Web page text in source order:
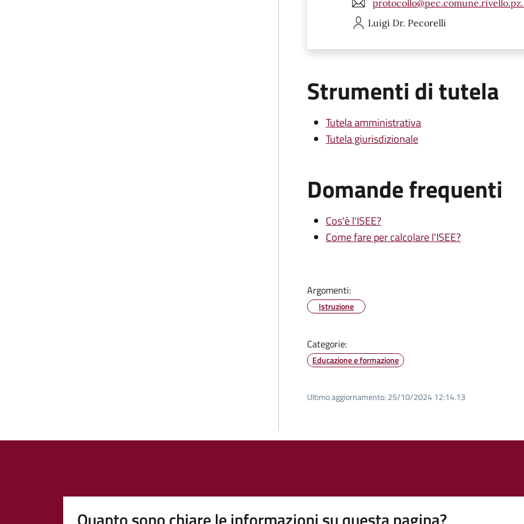
Luigi Dr. Pecorelli
Strumenti di tutela
Tutela amministrativa
Tutela giurisdizionale
Domande frequenti
Cos'è l'ISEE?
Come fare per calcolare l'ISEE?
Argomenti:
Istruzione
Categorie:
Educazione e formazione
Ultimo aggiornamento: 25/10/2024 12:14.13